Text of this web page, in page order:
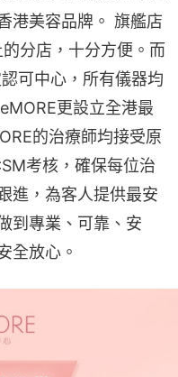
港美容品牌。 旗艦店
分店，十分方便。而
可中心，所有儀器均
更設立全港最
的治療師均接受原
考核，確保每位治
進，為客人提供最安
到專業、可靠、安
全放心。